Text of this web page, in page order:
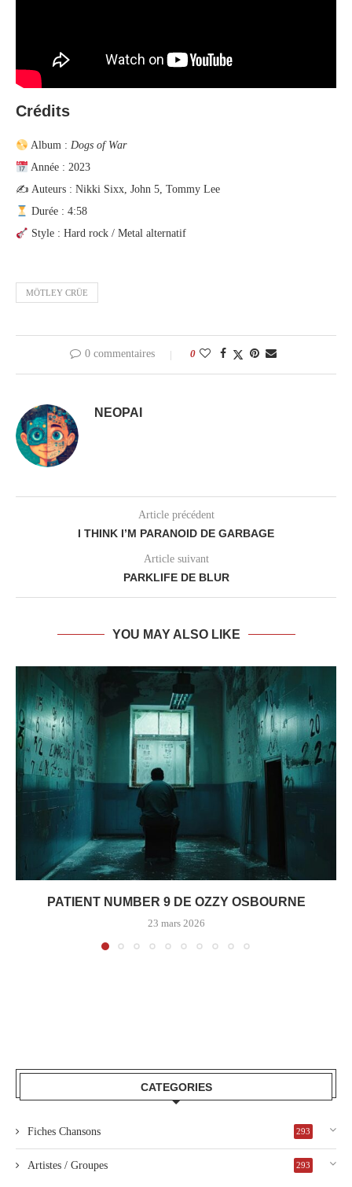
Crédits
Album : Dogs of War
Année : 2023
✍️ Auteurs : Nikki Sixx, John 5, Tommy Lee
Durée : 4:58
Style : Hard rock / Metal alternatif
MÖTLEY CRÜE
0 commentaires 0
NEOPAI
Article précédent
I THINK I’M PARANOID DE GARBAGE
Article suivant
PARKLIFE DE BLUR
YOU MAY ALSO LIKE
PATIENT NUMBER 9 DE OZZY OSBOURNE
23 mars 2026
CATEGORIES
Fiches Chansons 293
Artistes / Groupes 293